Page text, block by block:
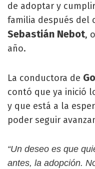
de adoptar y
familia después del
Sebastián Nebot,
año.
La conductora de
contó que ya inició
y que está a la
poder seguir
“Un deseo es que
antes, la adopción.